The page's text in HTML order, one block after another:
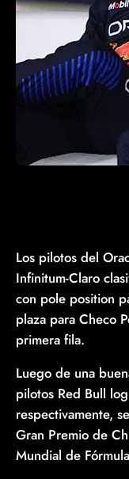
Los pilotos del
Infinitum-Claro
con pole position
plaza para Checo
primera fila.
Luego de una
pilotos Red Bull
respectivamente,
Gran Premio de
Mundial de